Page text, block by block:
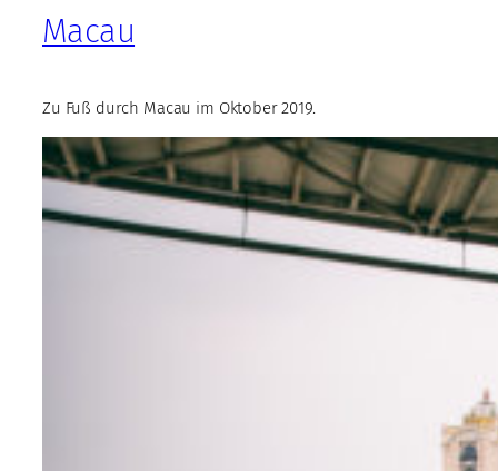
Macau
Zu Fuß durch Macau im Oktober 2019.